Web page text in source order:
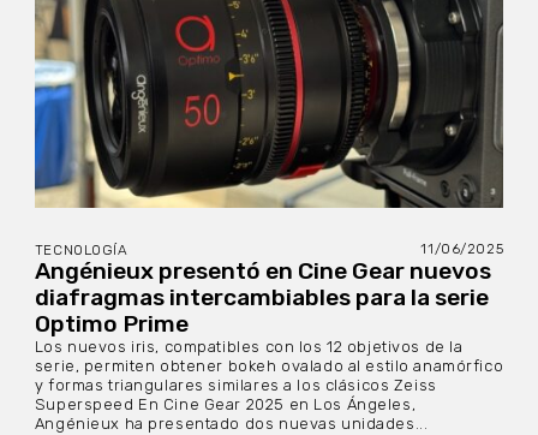
TECNOLOGÍA 11/06/2025
Angénieux presentó en Cine Gear nuevos
diafragmas intercambiables para la serie
Optimo Prime
Los nuevos iris, compatibles con los 12 objetivos de la
serie, permiten obtener bokeh ovalado al estilo anamórfico
y formas triangulares similares a los clásicos Zeiss
Superspeed En Cine Gear 2025 en Los Ángeles,
Angénieux ha presentado dos nuevas unidades...